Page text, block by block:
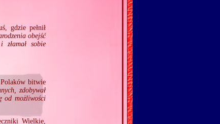
gdzie pełnił
obejść
złamał sobie
bitwie
zdobywał
od możliwości
Wielkie,